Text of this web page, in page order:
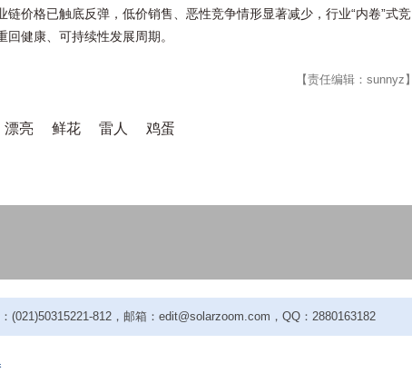
链价格已触底反弹，低价销售、恶性竞争情形显著减少，行业“内卷”式竞
健康、可持续性发展周期。
【责任编辑：sunnyz】
漂亮 鲜花 雷人 鸡蛋
812，邮箱：edit@solarzoom.com，QQ：2880163182